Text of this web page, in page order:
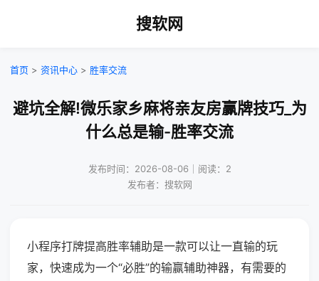
搜软网
首页 > 资讯中心 > 胜率交流
避坑全解!微乐家乡麻将亲友房赢牌技巧_为
什么总是输-胜率交流
发布时间：2026-08-06｜阅读：2
发布者：搜软网
小程序打牌提高胜率辅助是一款可以让一直输的玩
家，快速成为一个“必胜”的输赢辅助神器，有需要的